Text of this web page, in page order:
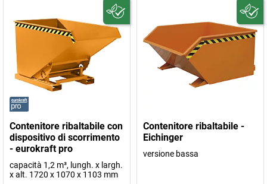
Contenitore ribaltabile con
dispositivo di scorrimento
- eurokraft pro
capacità 1,2 m³, lungh. x largh.
x alt. 1720 x 1070 x 1103 mm
Contenitore ribaltabile -
Eichinger
versione bassa